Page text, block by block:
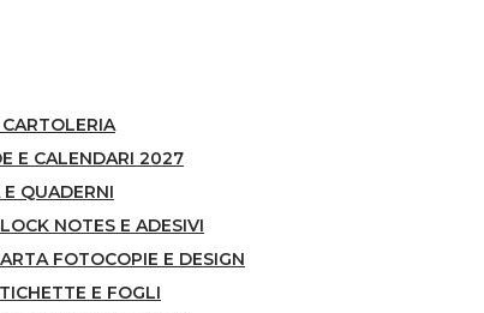
E CALENDARI 2027
E QUADERNI
NOTES E ADESIVI
FOTOCOPIE E DESIGN
E FOGLI